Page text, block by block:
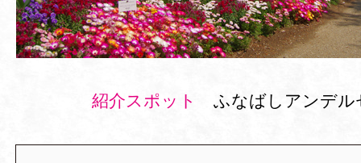
紹介スポット ふなばしアンデル